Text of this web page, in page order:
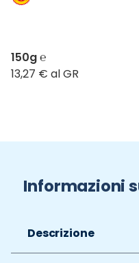
150g ℮
13,27 € al GR
Informazioni
Descrizione